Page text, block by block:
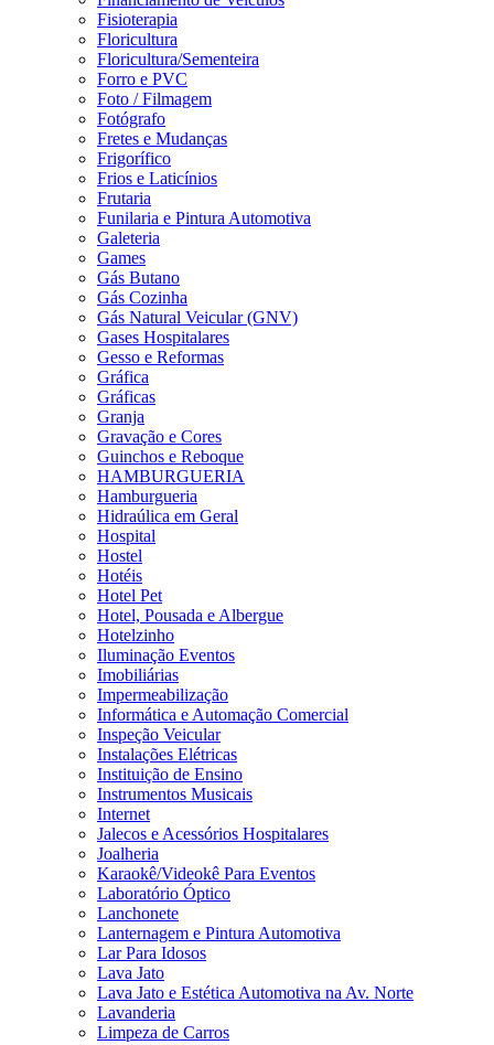
Fisioterapia
Floricultura
Floricultura/Sementeira
Forro e PVC
Foto / Filmagem
Fotógrafo
Fretes e Mudanças
Frigorífico
Frios e Laticínios
Frutaria
Funilaria e Pintura Automotiva
Galeteria
Games
Gás Butano
Gás Cozinha
Gás Natural Veicular (GNV)
Gases Hospitalares
Gesso e Reformas
Gráfica
Gráficas
Granja
Gravação e Cores
Guinchos e Reboque
HAMBURGUERIA
Hamburgueria
Hidraúlica em Geral
Hospital
Hostel
Hotéis
Hotel Pet
Hotel, Pousada e Albergue
Hotelzinho
Iluminação Eventos
Imobiliárias
Impermeabilização
Informática e Automação Comercial
Inspeção Veicular
Instalações Elétricas
Instituição de Ensino
Instrumentos Musicais
Internet
Jalecos e Acessórios Hospitalares
Joalheria
Karaokê/Videokê Para Eventos
Laboratório Óptico
Lanchonete
Lanternagem e Pintura Automotiva
Lar Para Idosos
Lava Jato
Lava Jato e Estética Automotiva na Av. Norte
Lavanderia
Limpeza de Carros